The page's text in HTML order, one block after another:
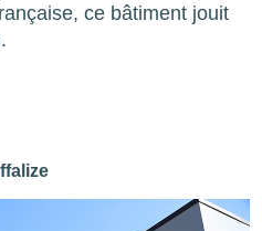
ce bâtiment jouit